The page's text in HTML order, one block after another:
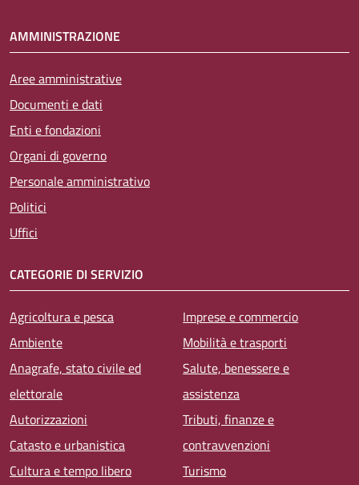
AMMINISTRAZIONE
Aree amministrative
Documenti e dati
Enti e fondazioni
Organi di governo
Personale amministrativo
Politici
Uffici
CATEGORIE DI SERVIZIO
Agricoltura e pesca
Ambiente
Anagrafe, stato civile ed
elettorale
Autorizzazioni
Catasto e urbanistica
Cultura e tempo libero
Imprese e commercio
Mobilità e trasporti
Salute, benessere e
assistenza
Tributi, finanze e
contravvenzioni
Turismo